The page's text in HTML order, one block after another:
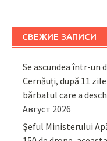
СВЕЖИЕ ЗАПИСИ
Se ascundea într-un
Cernăuți, după 11
bărbatul care a
Август 2026
Șeful Ministerului